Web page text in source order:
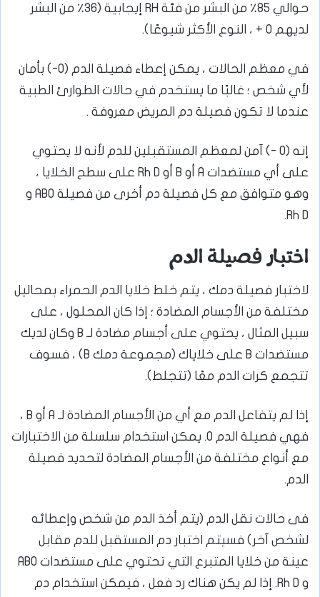
حوالي 85٪ من البشر من فئة RH إيجابية (36٪ من البشر
لديهم O + ، النوع الأكثر شيوعًا).
في معظم الحالات ، يمكن إعطاء فصيلة الدم (O-) بأمان
لأي شخص ؛ غالبًا ما يستخدم في حالات الطوارئ الطبية
عندما لا تكون فصيلة دم المريض معروفة .
إنه (O -) آمن لمعظم المستقبلين للدم لأنه لا يحتوي
على أي مستضدات A أو B أو Rh D على سطح الخلايا ،
وهو متوافق مع كل فصيلة دم أخرى من فصيلة ABO و
Rh D.
اختبار فصيلة الدم
لاختبار فصيلة دمك ، يتم خلط خلايا الدم الحمراء بمحاليل
مختلفة من الأجسام المضادة ؛ إذا كان المحلول ، على
سبيل المثال ، يحتوي على أجسام مضادة لـ B وكان لديك
مستضدات B على خلاياك (مجموعة دمك B) ، فسوف
تتجمع كرات الدم معًا (تتجلط).
إذا لم يتفاعل الدم مع أي من الأجسام المضادة لـ A أو B ،
فهي فصيلة الدم O. يمكن استخدام سلسلة من الاختبارات
مع أنواع مختلفة من الأجسام المضادة لتحديد فصيلة
الدم.
فى حالات نقل الدم (يتم أخذ الدم من شخص وإعطائه
لشخص آخر) فسيتم اختبار دم المستقبل للدم مقابل
عينة من خلايا المتبرع التي تحتوي على مستضدات ABO
و Rh D. إذا لم يكن هناك رد فعل ، فيمكن استخدام دم